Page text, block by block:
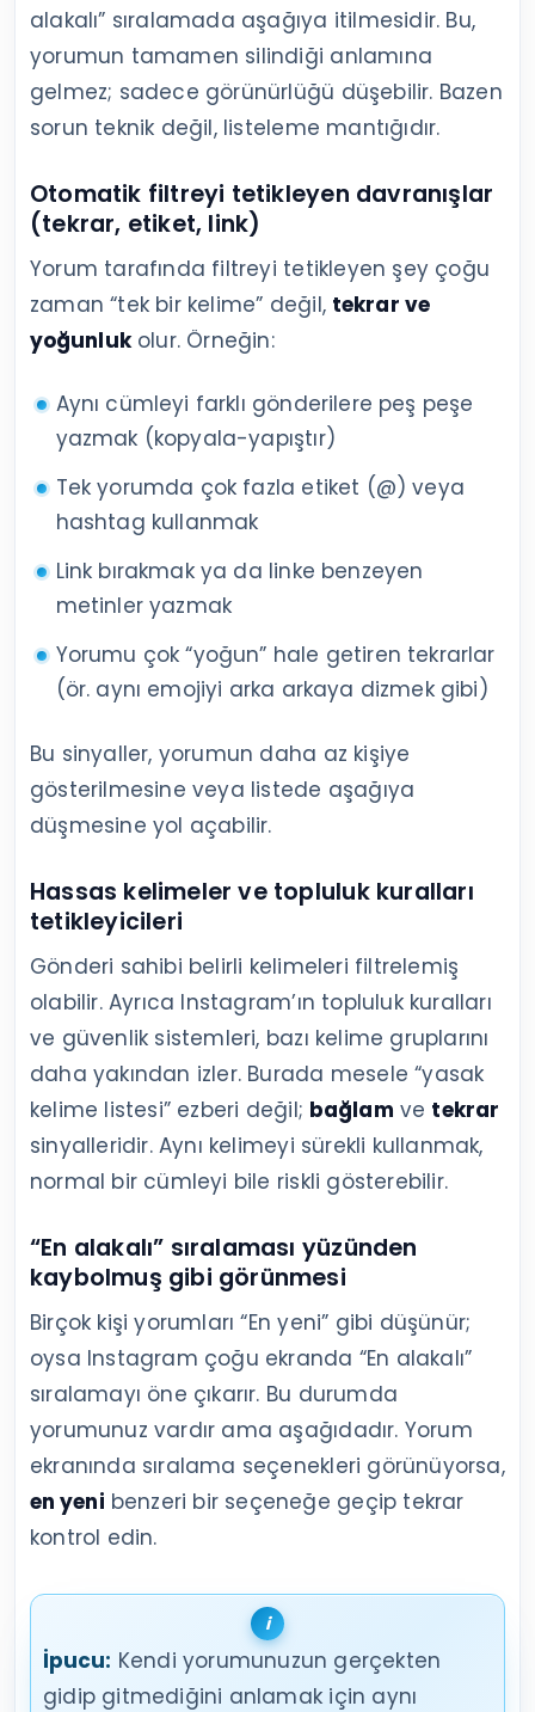
alakalı” sıralamada aşağıya itilmesidir. Bu,
yorumun tamamen silindiği anlamına
gelmez; sadece görünürlüğü düşebilir. Bazen
sorun teknik değil, listeleme mantığıdır.
Otomatik filtreyi tetikleyen davranışlar
(tekrar, etiket, link)
Yorum tarafında filtreyi tetikleyen şey çoğu
zaman “tek bir kelime” değil, tekrar ve
yoğunlukolur. Örneğin:
Aynı cümleyi farklı gönderilere peş peşe
yazmak (kopyala-yapıştır)
Tek yorumda çok fazla etiket (@) veya
hashtag kullanmak
Link bırakmak ya da linke benzeyen
metinler yazmak
Yorumu çok “yoğun” hale getiren tekrarlar
(ör. aynı emojiyi arka arkaya dizmek gibi)
Bu sinyaller, yorumun daha az kişiye
gösterilmesine veya listede aşağıya
düşmesine yol açabilir.
Hassas kelimeler ve topluluk kuralları
tetikleyicileri
Gönderi sahibi belirli kelimeleri filtrelemiş
olabilir. Ayrıca Instagram’ın topluluk kuralları
ve güvenlik sistemleri, bazı kelime gruplarını
daha yakından izler. Burada mesele “yasak
kelime listesi” ezberi değil; bağlam ve tekrar
sinyalleridir. Aynı kelimeyi sürekli kullanmak,
normal bir cümleyi bile riskli gösterebilir.
“En alakalı” sıralaması yüzünden
kaybolmuş gibi görünmesi
Birçok kişi yorumları “En yeni” gibi düşünür;
oysa Instagram çoğu ekranda “En alakalı”
sıralamayı öne çıkarır. Bu durumda
yorumunuz vardır ama aşağıdadır. Yorum
ekranında sıralama seçenekleri görünüyorsa,
en yeni benzeri bir seçeneğe geçip tekrar
kontrol edin.
İpucu: Kendi yorumunuzun gerçekten
gidip gitmediğini anlamak için aynı